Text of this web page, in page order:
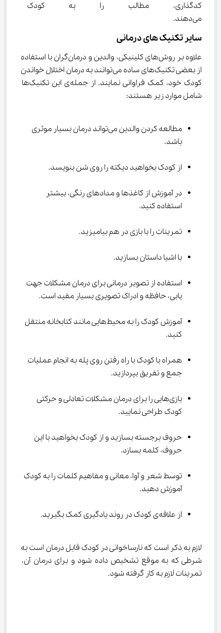
کدگذاری، مطالب را به کودک
می‌دهند.
سایر تکنیک های درمانی
علاوه بر روش‌های کلینیکی، والدین و درمان‌گران با استفاده
از بعضی تکنیک‌های ساده می‌توانند به درمان اختلال خواندن
کودک خود، کمک فراوانی نمایند. از جمله‌ی این تکنیک‌ها
شامل موارد زیر هستند:
مطالعه کردن والدین می‌تواند درمان بسیار موثری
باشد.
از کودک بخواهید دیکته را روی شن بنویسد.
در آموزش از کاغذها و مدادهای رنگی، بیشتر
استفاده کنید.
تمرینات را با بازی در هم بیامیزید.
با اشیا داستان بسازید.
استفاده از تصویر درمانی برای درمان مشکلات جهت
یابی، حافظه و ادراک تصویری بسیار مفید است.
آموزش کودک را به محیط‌هایی مانند کتابخانه منتقل
کنید.
همراه با کودک با راه رفتن روی پله به انجام عملیات
جمع و تفریق بپردازید.
بازی‌هایی را برای درمان مشکلات تعادلی و حرکتی
کودک طراحی نمایید.
حروف برجسته بسازید و از کودک بخواهید با این
حروف، کلمه بسازد.
توسط شعر و آوا، معانی و مفاهیم کلمات را به کودک
آموزش دهید.
از علاقه‌ی کودک در روند یادگیری کمک بگیرید.
لازم به ذکر است که نارساخوانی در کودک قابل درمان است به
شرطی که به موقع تشخیص داده شود و برای درمان آن،
تمرینات لازم به کار گرفته شود.